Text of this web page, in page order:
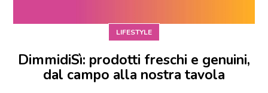
LIFESTYLE
DimmidiSì: prodotti freschi e genuini,
dal campo alla nostra tavola